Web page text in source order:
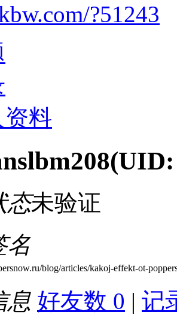
?51243
料
(UID:
态未验证
名
blog/articles/kakoj-effekt-ot-
息 好友数 0 | 记